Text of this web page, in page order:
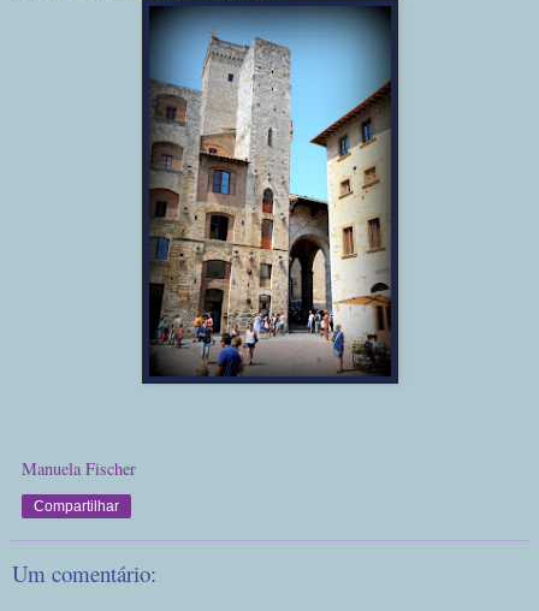
Manuela Fischer
Compartilhar
Um comentário: